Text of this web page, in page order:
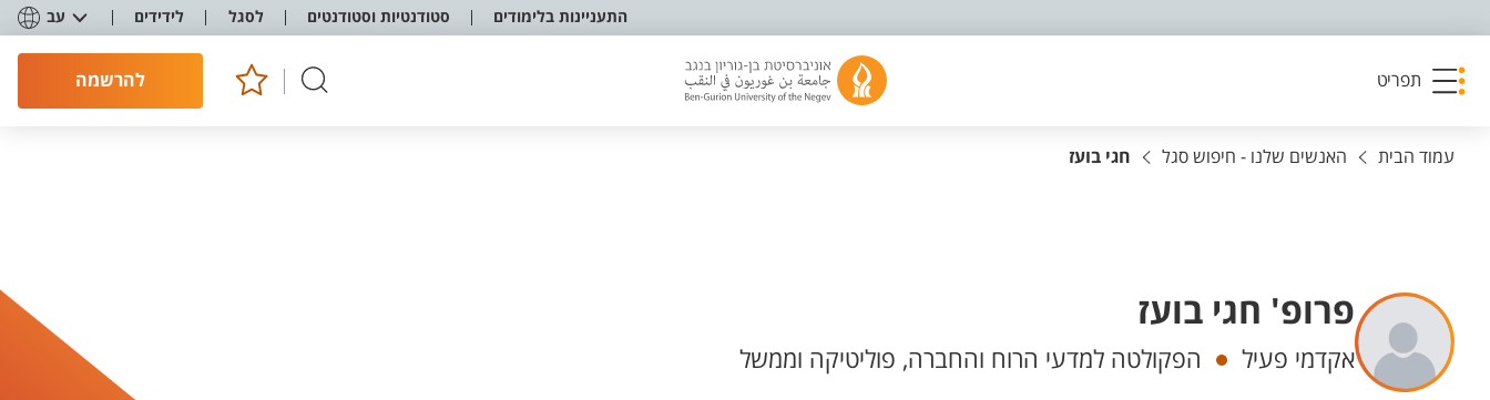
התעניינות בלימודים סטודנטיות וסטודנטים לסגל לידידים עב
תפריט להרשמה
עמוד הבית האנשים שלנו - חיפוש סגל חגי בועז
פרופ' חגי בועז
יחידות
אקדמי פעיל הפקולטה למדעי הרוח והחברה, פוליטיקה וממשל